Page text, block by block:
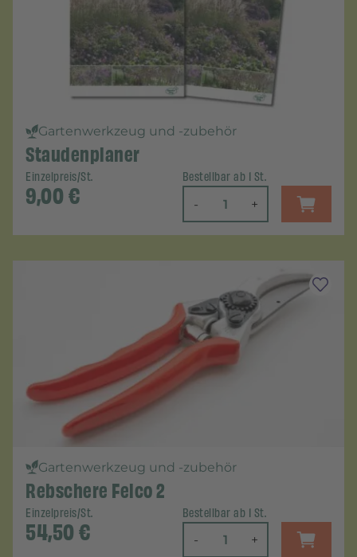
Gartenwerkzeug und -zubehör
Staudenplaner
Einzelpreis/St.
9,00€
Bestellbar ab 1 St.
- +
Gartenwerkzeug und -zubehör
Rebschere Felco 2
Einzelpreis/St.
54,50€
Bestellbar ab 1 St.
- +